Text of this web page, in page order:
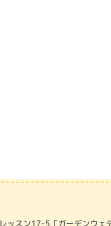
レッスン17-5「ガーデンウェ